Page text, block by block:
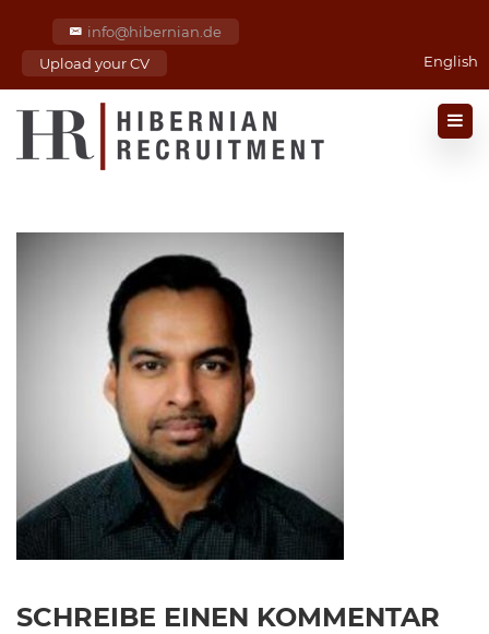
info@hibernian.de
Upload your CV
English
SCHREIBE EINEN KOMMENTAR